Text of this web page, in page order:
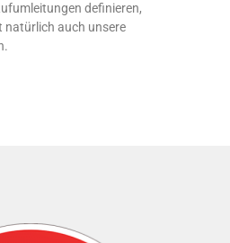
definieren,
natürlich auch unsere